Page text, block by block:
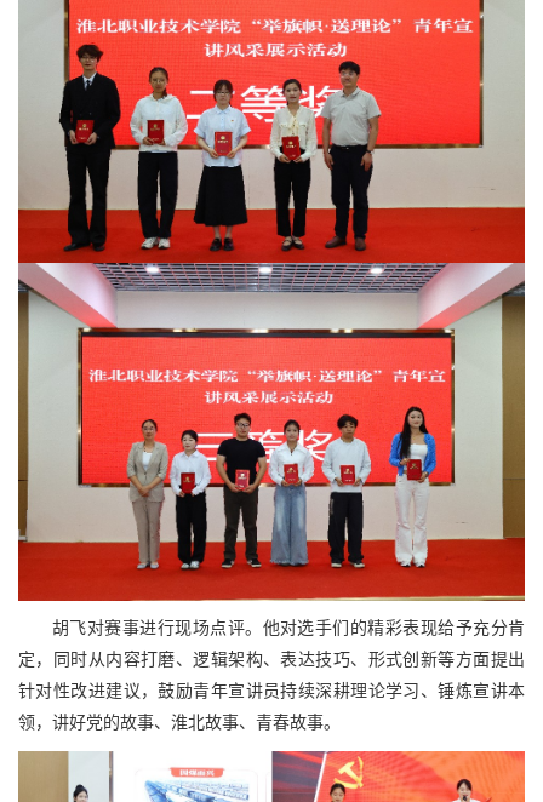
胡飞对赛事进行现场点评。他对选手们的精彩表现给予充分肯
定，同时从内容打磨、逻辑架构、表达技巧、形式创新等方面提出
针对性改进建议，鼓励青年宣讲员持续深耕理论学习、锤炼宣讲本
领，讲好党的故事、淮北故事、青春故事。